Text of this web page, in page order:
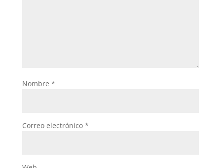
Nombre *
Correo electrónico *